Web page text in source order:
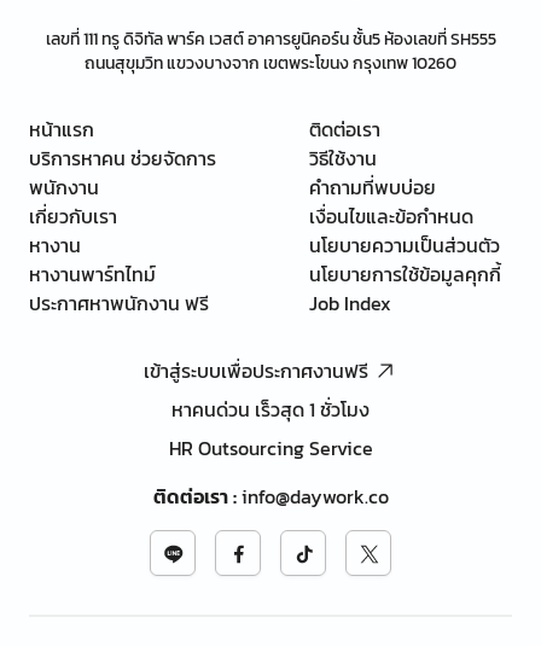
เลขที่ 111 ทรู ดิจิทัล พาร์ค เวสต์ อาคารยูนิคอร์น ชั้น5 ห้องเลขที่ SH555
ถนนสุขุมวิท แขวงบางจาก เขตพระโขนง กรุงเทพ 10260
หน้าแรก
บริการหาคน ช่วยจัดการ
พนักงาน
เกี่ยวกับเรา
หางาน
หางานพาร์ทไทม์
ประกาศหาพนักงาน ฟรี
ติดต่อเรา
วิธีใช้งาน
คำถามที่พบบ่อย
เงื่อนไขและข้อกำหนด
นโยบายความเป็นส่วนตัว
นโยบายการใช้ข้อมูลคุกกี้
Job Index
เข้าสู่ระบบเพื่อประกาศงานฟรี
หาคนด่วน เร็วสุด 1 ชั่วโมง
HR Outsourcing Service
ติดต่อเรา:info@daywork.co